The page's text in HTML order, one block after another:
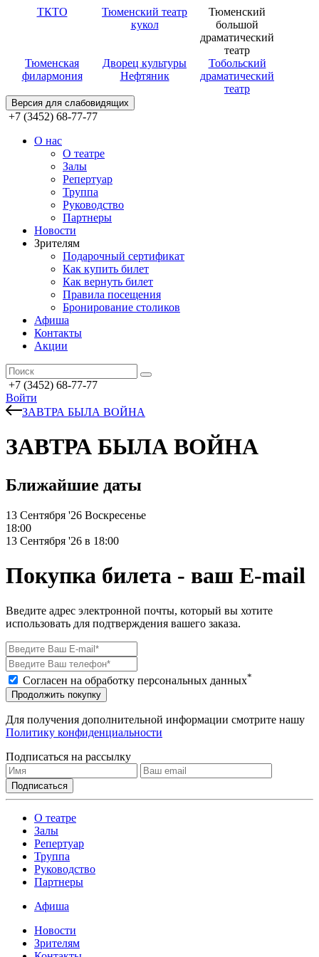
ТКТО
Тюменский театр
кукол
Тюменский
большой
драматический
театр
Тюменская
филармония
Дворец культуры
Нефтяник
Тобольский
драматический
театр
Версия для слабовидящих
+7 (3452) 68-77-77
О нас
О театре
Залы
Репертуар
Труппа
Руководство
Партнеры
Новости
Зрителям
Подарочный сертификат
Как купить билет
Как вернуть билет
Правила посещения
Бронирование столиков
Афиша
Контакты
Акции
+7 (3452) 68-77-77
Войти
ЗАВТРА БЫЛА ВОЙНА
ЗАВТРА БЫЛА ВОЙНА
Ближайшие даты
13 Сентября '26 Воскресенье
18:00
13 Сентября '26 в 18:00
Покупка билета - ваш E-mail
Введите адрес электронной почты, который вы хотите
использовать для подтверждения вашего заказа.
Согласен на обработку персональных данных*
Продолжить покупку
Для получения дополнительной информации смотрите нашу
Политику конфиденциальности
Подписаться на рассылку
О театре
Залы
Репертуар
Труппа
Руководство
Партнеры
Афиша
Новости
Зрителям